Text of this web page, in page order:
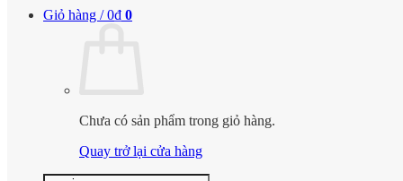
Giỏ hàng /0₫ 0
Chưa có sản phẩm trong giỏ hàng.
Quay trở lại cửa hàng